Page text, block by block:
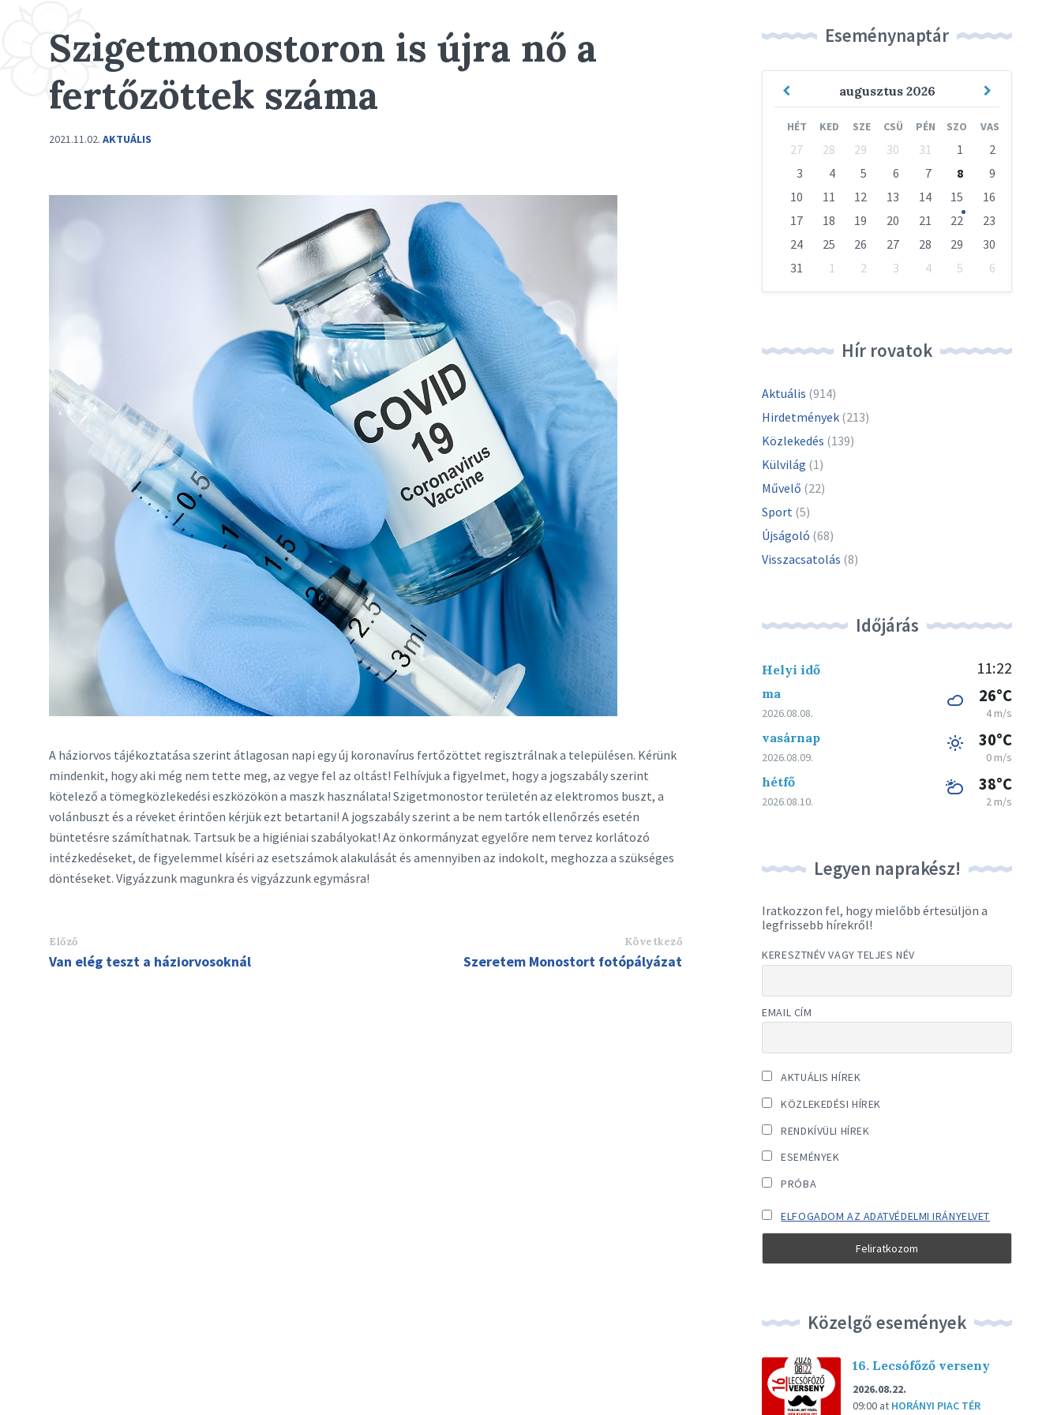
Szigetmonostoron is újra nő a
fertőzöttek száma
2021.11.02. AKTUÁLIS
A háziorvos tájékoztatása szerint átlagosan napi egy új koronavírus fertőzöttet regisztrálnak a településen. Kérünk
mindenkit, hogy aki még nem tette meg, az vegye fel az oltást! Felhívjuk a figyelmet, hogy a jogszabály szerint
kötelező a tömegközlekedési eszközökön a maszk használata! Szigetmonostor területén az elektromos buszt, a
volánbuszt és a réveket érintően kérjük ezt betartani! A jogszabály szerint a be nem tartók ellenőrzés esetén
büntetésre számíthatnak. Tartsuk be a higiéniai szabályokat! Az önkormányzat egyelőre nem tervez korlátozó
intézkedéseket, de figyelemmel kíséri az esetszámok alakulását és amennyiben az indokolt, meghozza a szükséges
döntéseket. Vigyázzunk magunkra és vigyázzunk egymásra!
Előző
Van elég teszt a háziorvosoknál
Következő
Szeretem Monostort fotópályázat
Eseménynaptár
augusztus 2026
Previous
Next
HÉT KED SZE CSÜ PÉN SZO VAS
Skip
calendar
days
27 28 29 30 31 1
2
3
4 5 6 7 8
9
10
11 12 13 14 15
16
17
18 19 20 21 22
23
24
25 26 27 28 29
30
31
1 2 3 4 5
6
Hír rovatok
Aktuális (914)
Hirdetmények (213)
Közlekedés (139)
Külvilág (1)
Művelő (22)
Sport (5)
Újságoló (68)
Visszacsatolás (8)
Időjárás
Helyi idő 11:22
ma
2026.08.08.
26°C
4 m/s
vasárnap
2026.08.09.
30°C
0 m/s
hétfő
2026.08.10.
38°C
2 m/s
Legyen naprakész!
Iratkozzon fel, hogy mielőbb értesüljön a
legfrissebb hírekről!
KERESZTNÉV VAGY TELJES NÉV
EMAIL CÍM
AKTUÁLIS HÍREK
KÖZLEKEDÉSI HÍREK
RENDKÍVÜLI HÍREK
ESEMÉNYEK
PRÓBA
ELFOGADOM AZ ADATVÉDELMI IRÁNYELVET
Közelgő események
16. Lecsófőző verseny
2026.08.22.
09:00 at HORÁNYI PIAC TÉR